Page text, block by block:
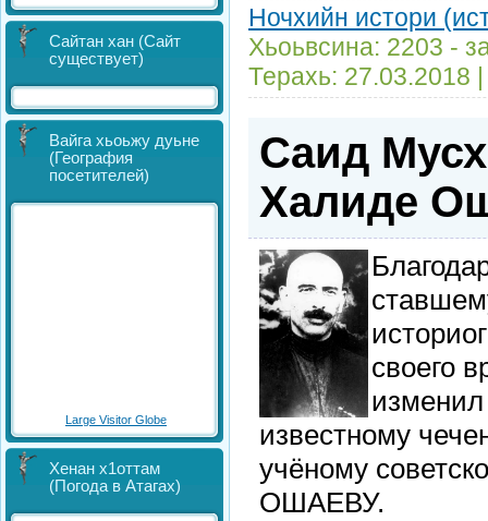
Сайтан хан (Сайт
существует)
Вайга хьоьжу дуьне
(География
посетителей)
Large Visitor Globe
Хенан х1оттам
(Погода в Атагах)
Ночхийн истори
Хьоьвсина: 2203 -
Терахь: 27.03.2018
Саид
Халиде
своего
известному
учёному
ОШАЕВУ.